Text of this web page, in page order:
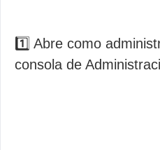
1️⃣ Abre como
consola de